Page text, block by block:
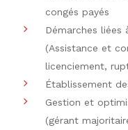
congés payés
Démarches
(Assistance et
licenciement,
Établissement
Gestion et
(gérant